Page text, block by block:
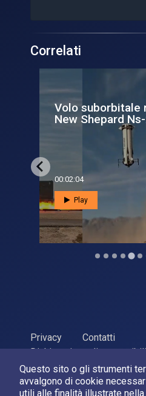
Questo sito o gli strumenti
avvalgono di cookie
utili alle finalità illustrate nella
Correlati
Volo suborbitale
New Shepard
00:02:04
Play
Privacy
Contatti
Dichiarazione di
ASI Agenzia Spaziale Italiana,
Sviluppato daLPM